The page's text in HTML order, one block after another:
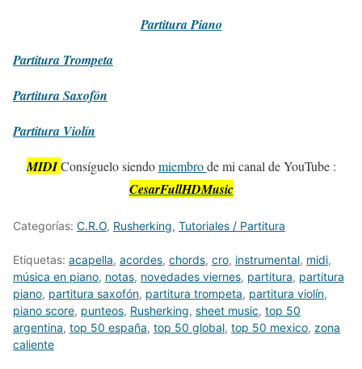
PartituraPiano
Partitura Trompeta
PartituraSaxofón
Partitura Violín
MIDI Consíguelo siendomiembrode mi canal de YouTube :
CesarFullHDMusic
Categorías: C.R.O, Rusherking, Tutoriales / Partitura
Etiquetas: acapella, acordes, chords, cro, instrumental, midi,
música en piano, notas, novedades viernes, partitura, partitura
piano, partitura saxofón, partitura trompeta, partitura violín,
piano score, punteos, Rusherking, sheet music, top 50
argentina, top 50 españa, top 50 global, top 50 mexico, zona
caliente